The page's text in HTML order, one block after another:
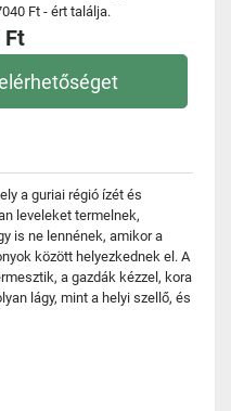
Ft - ért találja.
Ft
a guriai régió ízét és
leveleket termelnek,
is ne lennének, amikor a
között helyezkednek el. A
a gazdák kézzel, kora
lágy, mint a helyi szellő, és